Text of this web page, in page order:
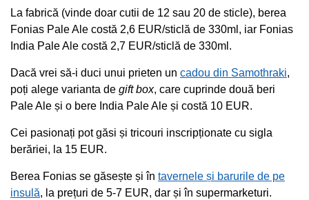
La fabrică (vinde doar cutii de 12 sau 20 de sticle), berea
Fonias Pale Ale costă 2,6 EUR/sticlă de 330ml, iar Fonias
India Pale Ale costă 2,7 EUR/sticlă de 330ml.
Dacă vrei să-i duci unui prieten un cadou din Samothraki,
poți alege varianta de gift box, care cuprinde două beri
Pale Ale și o bere India Pale Ale și costă 10 EUR.
Cei pasionați pot găsi și tricouri inscripționate cu sigla
berăriei, la 15 EUR.
Berea Fonias se găsește și în tavernele și barurile de pe
insulă, la prețuri de 5-7 EUR, dar și în supermarketuri.